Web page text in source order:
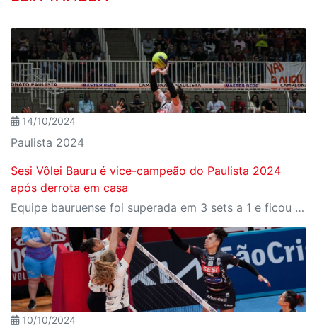
14/10/2024
Paulista 2024
Sesi Vôlei Bauru é vice-campeão do Paulista 2024
após derrota em casa
Equipe bauruense foi superada em 3 sets a 1 e ficou com a medalha de prata
10/10/2024